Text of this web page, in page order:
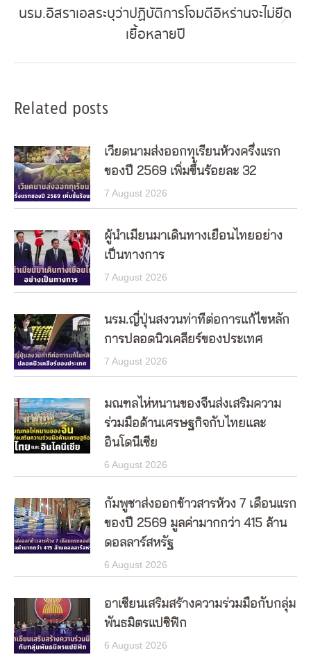
post:
นรม.อิสราเอลระบุว่าปฏิบัติการโจมตีอิหร่านจะไม่ยืด
เยื้อหลายปี
Related posts
เวียดนามส่งออกทุเรียนห้วงครึ่งแรก
ของปี 2569 เพิ่มขึ้นร้อยละ 32
7 August 2026
ผู้นำเมียนมาเดินทางเยือนไทยอย่าง
เป็นทางการ
7 August 2026
นรม.ญี่ปุ่นสงวนท่าทีต่อการแก้ไขหลัก
การปลอดนิวเคลียร์ของประเทศ
7 August 2026
มณฑลไห่หนานของจีนส่งเสริมความ
ร่วมมือด้านเศรษฐกิจกับไทยและ
อินโดนีเซีย
6 August 2026
กัมพูชาส่งออกข้าวสารห้วง 7 เดือนแรก
ของปี 2569 มูลค่ามากกว่า 415 ล้าน
ดอลลาร์สหรัฐ
6 August 2026
อาเซียนเสริมสร้างความร่วมมือกับกลุ่ม
พันธมิตรแปซิฟิก
6 August 2026